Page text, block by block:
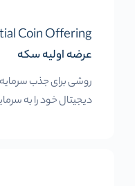
Coin Offering
عرضه اولیه سکه
روشی برای جذب
دیجیتال خود را به